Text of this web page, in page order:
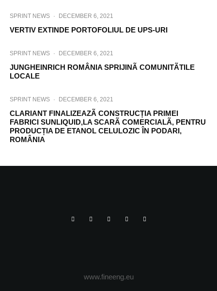
SPRINT NEWS · DECEMBER 6, 2021
VERTIV EXTINDE PORTOFOLIUL DE UPS-URI
SPRINT NEWS · DECEMBER 6, 2021
JUNGHEINRICH ROMÂNIA SPRIJINÃ COMUNITÃTILE
LOCALE
SPRINT NEWS · DECEMBER 6, 2021
CLARIANT FINALIZEAZÃ CONSTRUCȚIA PRIMEI
FABRICI SUNLIQUID,LA SCARÃ COMERCIALÃ, PENTRU
PRODUCȚIA DE ETANOL CELULOZIC ÎN PODARI,
ROMÂNIA
www.fineeng.eu